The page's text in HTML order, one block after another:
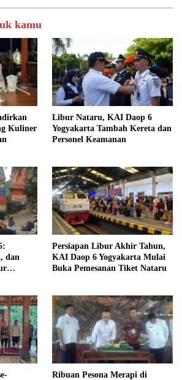
kamu
Kuliner
Libur Nataru, KAI Daop 6
Yogyakarta Tambah Kereta dan
Personel Keamanan
dan
Persiapan Libur Akhir Tahun,
KAI Daop 6 Yogyakarta Mulai
Buka Pemesanan Tiket Nataru
Ribuan Pesona Merapi di